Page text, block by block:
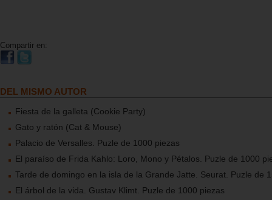
Compartir en:
DEL MISMO AUTOR
Fiesta de la galleta (Cookie Party)
Gato y ratón (Cat & Mouse)
Palacio de Versalles. Puzle de 1000 piezas
El paraíso de Frida Kahlo: Loro, Mono y Pétalos. Puzle de 1000
Tarde de domingo en la isla de la Grande Jatte. Seurat. Puzle de
El árbol de la vida. Gustav Klimt. Puzle de 1000 piezas